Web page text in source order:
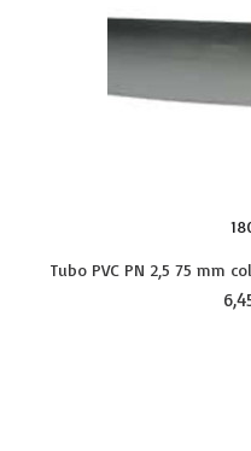
Tubo PVC PN 2,5 75 mm